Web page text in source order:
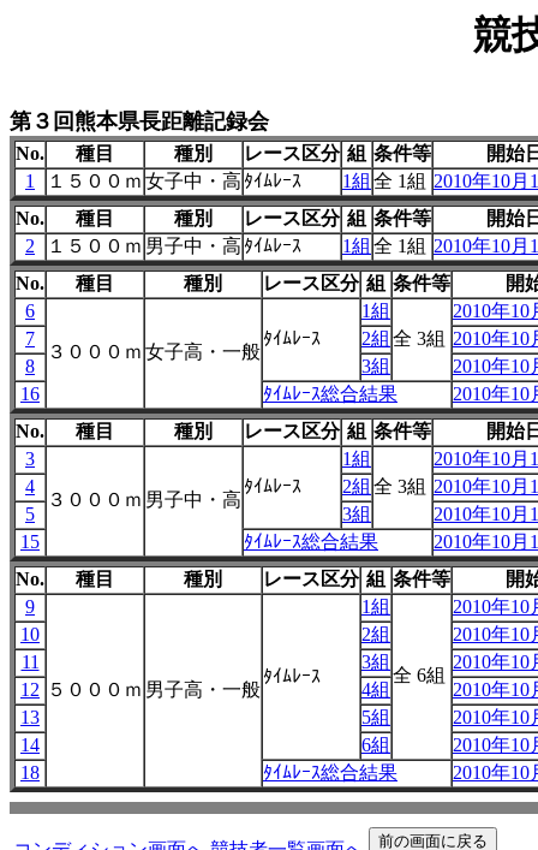
競
第３回熊本県長距離記録会
No. 種目 種別 レース区分 組 条件等
開始
1
１５００ｍ 女子中・高 ﾀｲﾑﾚｰｽ 1組 全 1組 2010年10月
No.
種目 種別 レース区分 組 条件等
開始
2
１５００ｍ 男子中・高 ﾀｲﾑﾚｰｽ 1組 全 1組 2010年10月
No.
種目 種別 レース区分 組 条件等
開
6
３０００ｍ 女子高・一般
ﾀｲﾑﾚｰｽ
1組
全 3組
2010年10
7
2組
2010年10
8
3組
2010年10
16
ﾀｲﾑﾚｰｽ総合結果
2010年10
No.
種目 種別 レース区分 組 条件等
開始
3
３０００ｍ 男子中・高
ﾀｲﾑﾚｰｽ
1組
全 3組
2010年10月
4
2組
2010年10月
5
3組
2010年10月
15
ﾀｲﾑﾚｰｽ総合結果
2010年10月
No.
種目 種別 レース区分 組 条件等
開
9
５０００ｍ 男子高・一般
ﾀｲﾑﾚｰｽ
1組
全 6組
2010年10
10
2組
2010年10
11
3組
2010年10
12
4組
2010年10
13
5組
2010年10
14
6組
2010年10
18
ﾀｲﾑﾚｰｽ総合結果 2010年10